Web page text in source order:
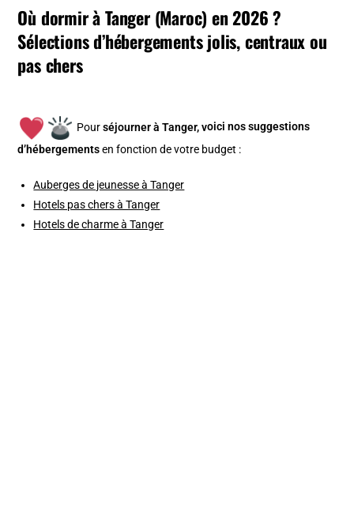
Où dormir à Tanger (Maroc) en 2026 ?
Sélections d’hébergements jolis, centraux ou
pas chers
Pourséjourner à Tanger, voici nos suggestions
d’hébergementsen fonction de votre budget :
Auberges de jeunesse à Tanger
Hotels pas chers à Tanger
Hotels de charme à Tanger